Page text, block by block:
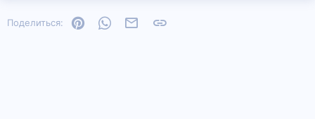
Поделиться: PinterestWhatsAppЭлектронная почта